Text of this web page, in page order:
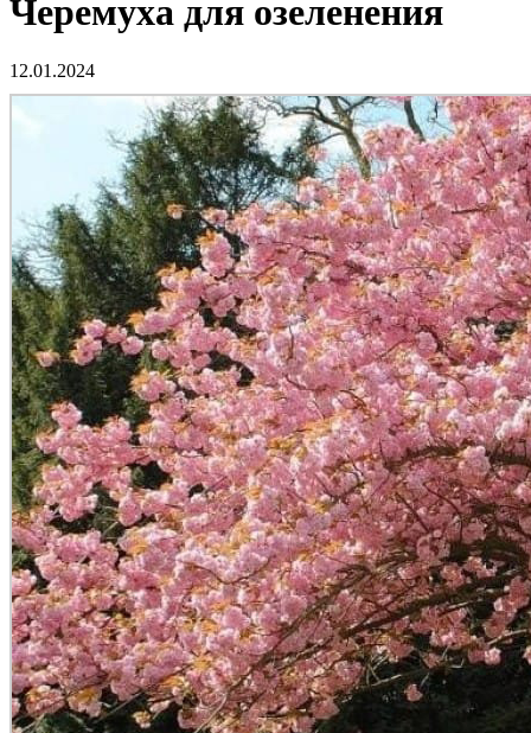
Черемуха для озеленения
12.01.2024